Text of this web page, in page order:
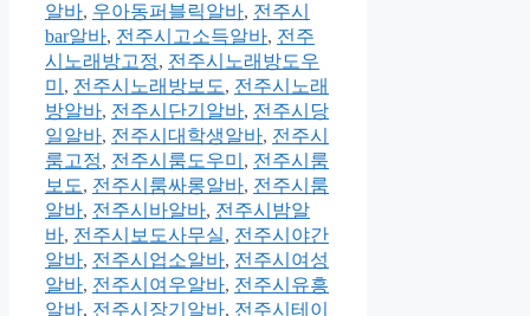
알바, 우아동퍼블릭알바, 전주시
bar알바, 전주시고소득알바, 전주
시노래방고정, 전주시노래방도우
미 , 전주시노래방보도, 전주시노래
방알바, 전주시단기알바, 전주시당
일알바, 전주시대학생알바, 전주시
룸고정, 전주시룸도우미 , 전주시룸
보도, 전주시룸싸롱알바, 전주시룸
알바, 전주시바알바, 전주시밤알
바, 전주시보도사무실, 전주시야간
알바, 전주시업소알바, 전주시여성
알바, 전주시여우알바, 전주시유흥
알바, 전주시장기알바, 전주시테이